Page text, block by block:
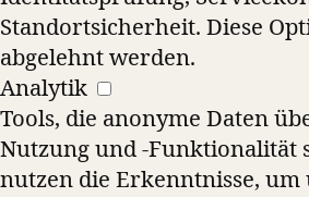
Standortsicherheit. Diese
abgelehnt werden.
Analytik
Tools, die anonyme Daten
Nutzung und -Funktionalität
nutzen die Erkenntnisse, um